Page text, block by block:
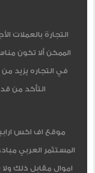
التجارة بالعملات
الممكن ألا تكون
في التجاره يزيد
التأكد من
موقع اف اكس
المستثمر العربي
اموال مقابل ذلك ولا